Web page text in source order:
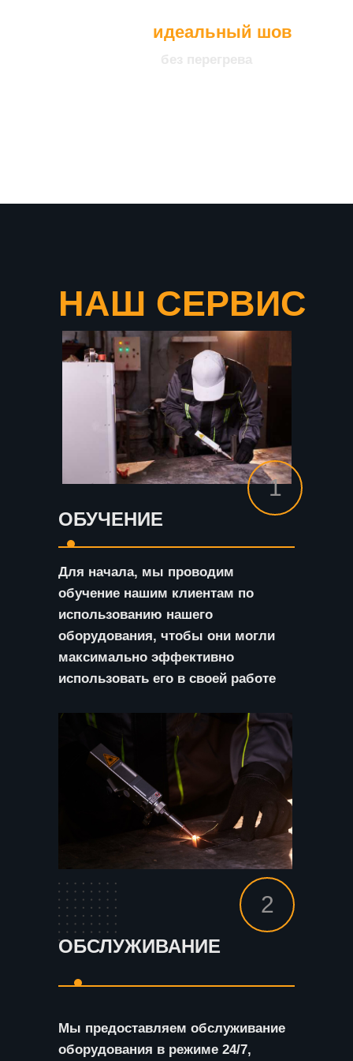
идеальный шов
2
НАШ СЕРВИС
ОБУЧЕНИЕ
Для начала, мы проводим
обучение нашим клиентам по
использованию нашего
оборудования, чтобы они могли
максимально эффективно
использовать его в своей работе
1
ОБСЛУЖИВАНИЕ
Мы предоставляем обслуживание
оборудования в режиме 24/7,